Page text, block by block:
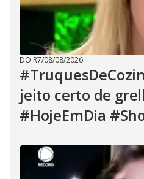
DO R7/08/08/2026
jeito certo de
#HojeEmDia